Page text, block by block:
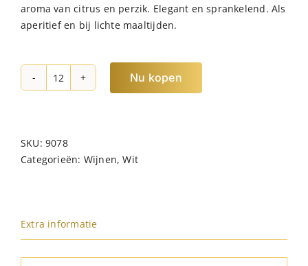
aroma van citrus en perzik. Elegant en sprankelend. Als
aperitief en bij lichte maaltijden.
Wit
hoeveelheid
Nu kopen
SKU:9078
Categorieën: Wijnen,Wit
Extra informatie